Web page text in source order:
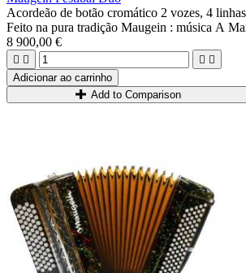
Acordeão de botão cromático 2 vozes, 4
Feito na pura tradição Maugein : música A
madeira maciça...
Ideal para músicos que procuram um acordeão
qualidade, versátil, compacto, leve e diatônico.
8 900,00 €
   
Adicionar ao carrinho
Add to Comparison